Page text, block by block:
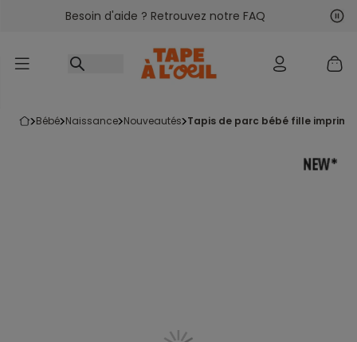
Accéder au contenu
Besoin d'aide ? Retrouvez notre FAQ
bébé naissance nouveautés tapis de parc bébé fille imprimé